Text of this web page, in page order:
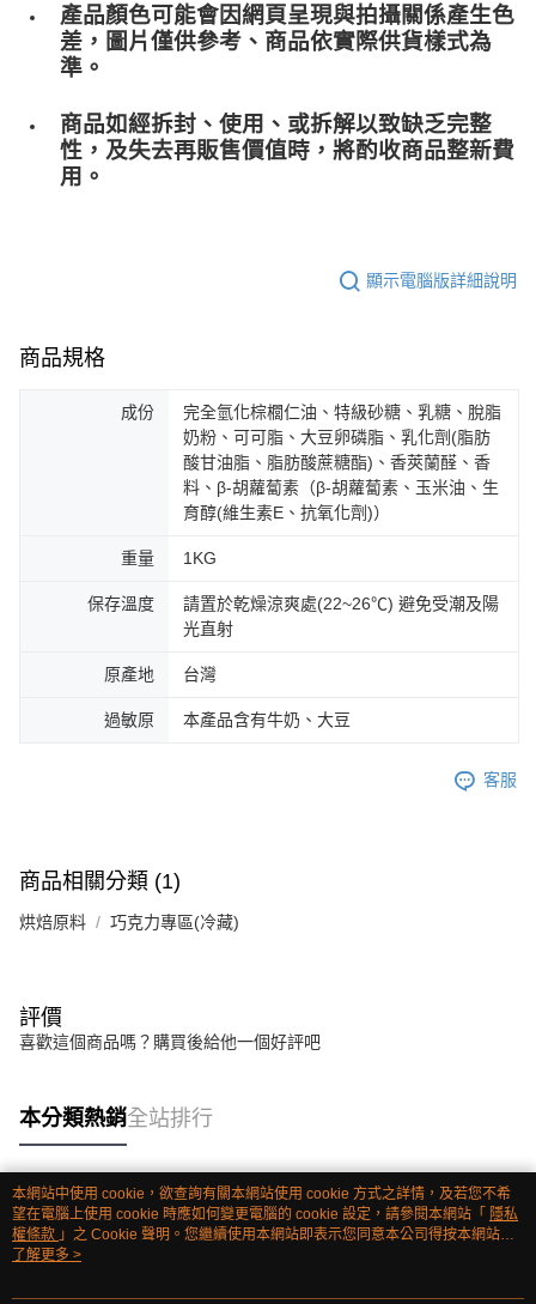
產品顏色可能會因網頁呈現與拍攝關係產生色
差，圖片僅供參考、商品依實際供貨樣式為
準。
商品如經拆封、使用、或拆解以致缺乏完整
性，及失去再販售價值時，將酌收商品整﻿新費
用。
顯示電腦版詳細說明
商品規格
成份
完全氫化棕櫚仁油、特級砂糖、乳糖、脫脂
奶粉、可可脂、大豆卵磷脂、乳化劑(脂肪
酸甘油脂、脂肪酸蔗糖酯)、香莢蘭醛、香
料、β-胡蘿蔔素（β-胡蘿蔔素、玉米油、生
育醇(維生素E、抗氧化劑)）
重量 1KG
保存溫度
請置於乾燥涼爽處(22~26℃) 避免受潮及陽
光直射
原產地 台灣
過敏原 本產品含有牛奶、大豆
客服
商品相關分類 (1)
烘焙原料 巧克力專區(冷藏)
評價
喜歡這個商品嗎？購買後給他一個好評吧
本分類熱銷全站排行
熱門標籤
本網站中使用 cookie，欲查詢有關本網站使用 cookie 方式之詳情，及若您不希
望在電腦上使用 cookie 時應如何變更電腦的 cookie 設定，請參閱本網站「 隱私
權條款 」之 Cookie 聲明。您繼續使用本網站即表示您同意本公司得按本網站使
用條款之 Cookie 聲明使用 cookie。
了解更多 >